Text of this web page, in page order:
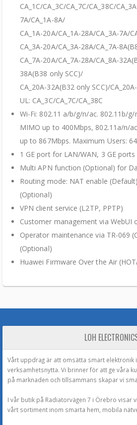
CA_1C/CA_3C/CA_7C/CA_38C/
7A/CA_1A-8A/
CA_1A-20A/CA_1A-28A/CA_3A-7A/
CA_3A-20A/CA_3A-28A/CA_7A-
CA_7A-20A/CA_7A-28A/CA_8A-
38A(B38 only SCC)/
CA_20A-32A(B32 only SCC)/
UL: CA_3C/CA_7C/CA_38C
Wi-Fi: 802.11 a/b/g/n/ac. 802.11b/g/
MIMO up to 400Mbps, 802.11a/n/
up to 867Mbps. Maximum Users: 64
1 GE port for LAN/WAN, 3 GE
Multi APN function (Optional) for
Routing mode: NAT enable
(Optional)
VPN client service (L2TP, PPTP)
Customer management via WebUI
Operator maintenance via TR-069
(Optional)
Huawei Firmware Over the Air
LOH
Vårt uppdrag är att omsätta smart elektronik
verksamhetsnytta. Vi brinner för att ge våra
på marknaden och tillsammans skapar vi
I vår butik på Radiatorvägen 7 i Örebro visar
vårt sortiment inom smarta hem, mobila